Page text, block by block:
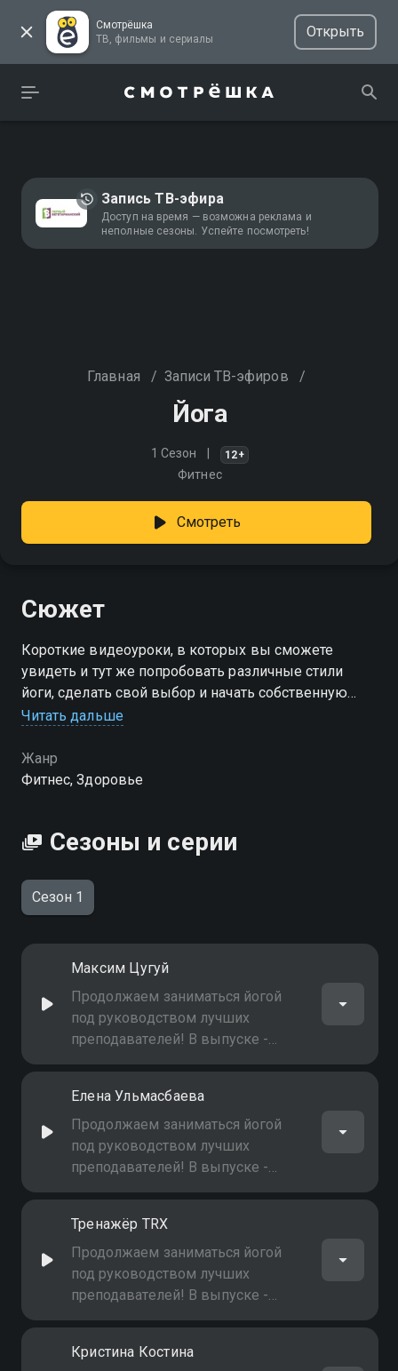
Смотрёшка
ТВ, фильмы и сериалы
Открыть
Запись ТВ-эфира
Доступ на время — возможна реклама и
неполные сезоны. Успейте посмотреть!
Главная / Записи ТВ-эфиров /
Йога
1 Сезон 12+
Фитнес
Смотреть
Сюжет
Короткие видеоуроки, в которых вы сможете
увидеть и тут же попробовать различные стили
йоги, сделать свой выбор и начать собственную
практику под руководством лучших
Читать дальше
Жанр
Фитнес, Здоровье
Сезоны и серии
Сезон 1
Максим Цугуй
Продолжаем заниматься йогой
под руководством лучших
преподавателей! В выпуске -
Максим Цугуй
Елена Ульмасбаева
Продолжаем заниматься йогой
под руководством лучших
преподавателей! В выпуске -
Елена Ульмасбаева
Тренажёр TRX
Продолжаем заниматься йогой
под руководством лучших
преподавателей! В выпуске -
тренажёр TRX
Кристина Костина